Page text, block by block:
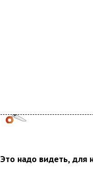
Это надо видеть, для